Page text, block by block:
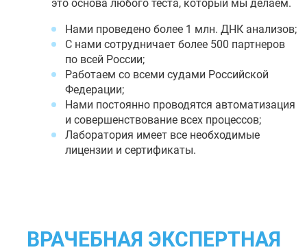
это основа любого теста, который мы делаем.
Нами проведено более 1 млн. ДНК анализов;
С нами сотрудничает более 500 партнеров
по всей России;
Работаем со всеми судами Российской
Федерации;
Нами постоянно проводятся автоматизация
и совершенствование всех процессов;
Лаборатория имеет все необходимые
лицензии и сертификаты.
ВРАЧЕБНАЯ ЭКСПЕРТНАЯ